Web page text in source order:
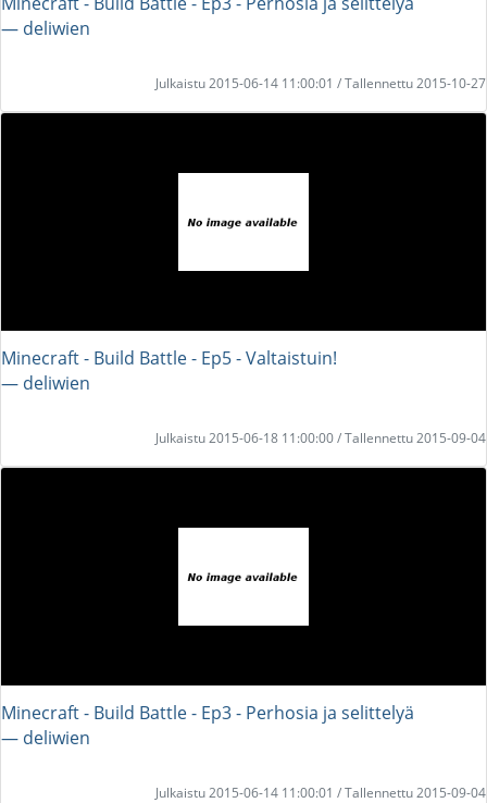
― deliwien
Julkaistu 2015-06-14 11:00:01 / Tallennettu 2015-10-27
Minecraft - Build Battle - Ep5 - Valtaistuin!
― deliwien
Julkaistu 2015-06-18 11:00:00 / Tallennettu 2015-09-04
Minecraft - Build Battle - Ep3 - Perhosia ja selittelyä
― deliwien
Julkaistu 2015-06-14 11:00:01 / Tallennettu 2015-09-04